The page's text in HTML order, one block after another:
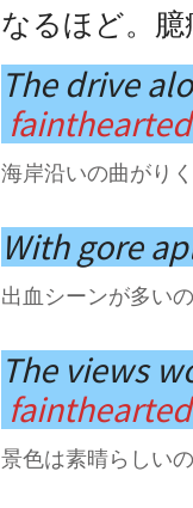
なるほど。臆
The drive
fainthearted
海岸沿いの曲がり
With gore
出血シーンが多い
The views
景色は素晴らしい